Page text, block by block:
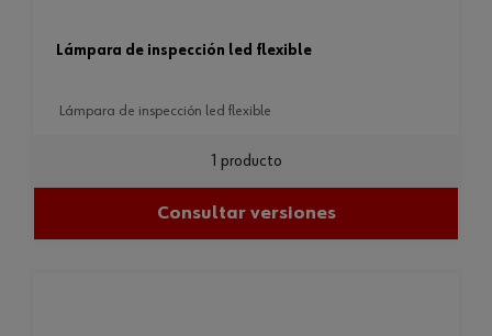
lámpara de inspección led flexible
lámpara de inspección led flexible
1 producto
Consultar versiones